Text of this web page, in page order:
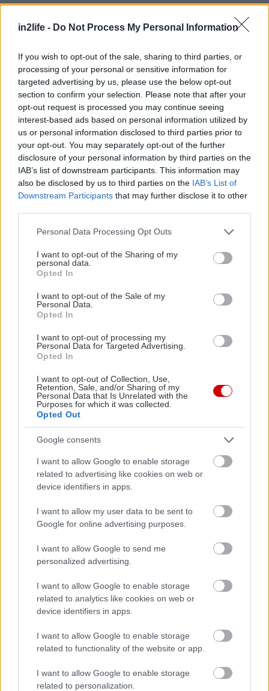
in2life - Do Not Process My Personal Information
If you wish to opt-out of the sale, sharing to third parties, or
processing of your personal or sensitive information for
targeted advertising by us, please use the below opt-out
section to confirm your selection. Please note that after your
opt-out request is processed you may continue seeing
interest-based ads based on personal information utilized by
us or personal information disclosed to third parties prior to
your opt-out. You may separately opt-out of the further
disclosure of your personal information by third parties on the
IAB’s list of downstream participants. This information may
also be disclosed by us to third parties on the IAB’s List of
Downstream Participants that may further disclose it to other
Please note that this website/app uses one or more Google
not limited to your visit or usage behaviour. You may click to
grant or deny consent to Google and its third-party tags to
use your data for below specified purposes in below Google
consent section.
Personal Data Processing Opt Outs
I want to opt-out of the Sharing of my
personal data.
Opted In
I want to opt-out of the Sale of my
Personal Data.
Opted In
I want to opt-out of processing my
Personal Data for Targeted Advertising.
Opted In
I want to opt-out of Collection, Use,
Retention, Sale, and/or Sharing of my
Personal Data that Is Unrelated with the
Purposes for which it was collected.
Opted Out
Google consents
I want to allow Google to enable storage
related to advertising like cookies on web or
device identifiers in apps.
I want to allow my user data to be sent to
Google for online advertising purposes.
I want to allow Google to send me
personalized advertising.
I want to allow Google to enable storage
related to analytics like cookies on web or
device identifiers in apps.
I want to allow Google to enable storage
related to functionality of the website or app.
I want to allow Google to enable storage
related to personalization.
Διαβάστε επίσης
Έρευνα: Πώς διατηρείται το «χαμένο» βάρος; Δίαιτα:
PODCASTS
Αναζήτηση